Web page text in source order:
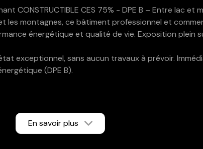
CES 75% - DPE B – Entre lac et
les montagnes, ce bâtiment professionnel et
énergétique et qualité de vie. Exposition plein
exceptionnel, sans aucun travaux à prévoir.
(DPE B).
à de multiples activités professionnelles (porte
En savoir plus